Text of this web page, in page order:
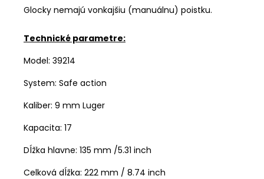
Glocky nemajú vonkajšiu (manuálnu) poistku.
Technické parametre:
Model: 39214
System: Safe action
Kaliber: 9 mm Luger
Kapacita: 17
Dĺžka hlavne: 135 mm /5.31 inch
Celková dĺžka: 222 mm / 8.74 inch